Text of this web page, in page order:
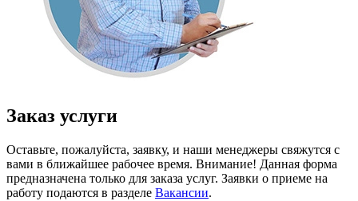
Заказ услуги
Оставьте, пожалуйста, заявку, и наши менеджеры свяжутся с
вами в ближайшее рабочее время. Внимание! Данная форма
предназначена только для заказа услуг. Заявки о приеме на
работу подаются в разделе Вакансии.